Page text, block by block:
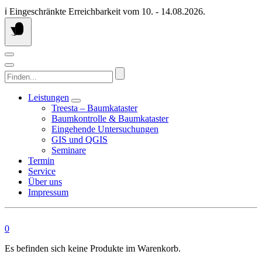
Springen
Sie
zum
ℹ️ Eingeschränkte Erreichbarkeit vom 10. - 14.08.2026.
Finden...
Leistungen
Treesta – Baumkataster
Baumkontrolle & Baumkataster
Eingehende Untersuchungen
GIS und QGIS
Seminare
Termin
Service
Über uns
Impressum
0
Es befinden sich keine Produkte im Warenkorb.